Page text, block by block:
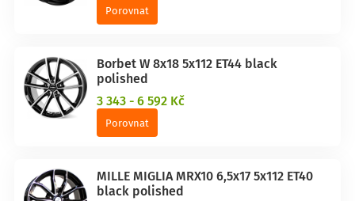
Porovnat
Borbet W 8x18 5x112 ET44 black
polished
3 343 - 6 592 Kč
Porovnat
MILLE MIGLIA MRX10 6,5x17 5x112 ET40
black polished